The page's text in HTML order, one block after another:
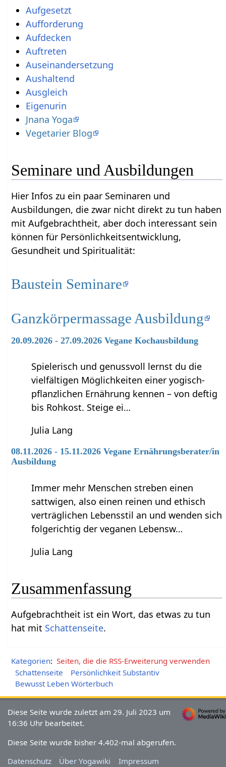
Ausgleich
Eigenurin
Jnana Yoga
Vegetarier Blog
Seminare und Ausbildungen
Hier Infos zu ein paar Seminaren und
Ausbildungen, die zwar nicht direkt zu tun haben
mit Aufgebrachtheit‏‎, aber doch interessant sein
können für Persönlichkeitsentwicklung,
Gesundheit und Spiritualität:
Baustein Seminare
Ganzkörpermassage Ausbildung
20.09.2026 - 27.09.2026 Vegane Kochausbildung
Spielerisch und genussvoll lernst du die
vielfältigen Möglichkeiten einer yogisch-
pflanzlichen Ernährung kennen – von deftig
bis Rohkost. Steige ei…
Julia Lang
08.11.2026 - 15.11.2026 Vegane Ernährungsberater/in
Ausbildung
Immer mehr Menschen streben einen
sattwigen, also einen reinen und ethisch
verträglichen Lebensstil an und wenden sich
folgerichtig der veganen Lebensw…
Julia Lang
Zusammenfassung
Aufgebrachtheit‏‎ ist ein Wort, das etwas zu tun
hat mit Schattenseite.
Kategorien: Seiten, die die RSS-Erweiterung verwenden
Schattenseite
Persönlichkeit Substantiv
Bewusst Leben Wörterbuch
Diese Seite wurde zuletzt am 29. Juli 2023 um
16:36 Uhr bearbeitet.
Diese Seite wurde bisher 4.402-mal abgerufen.
Datenschutz
Über Yogawiki Impressum